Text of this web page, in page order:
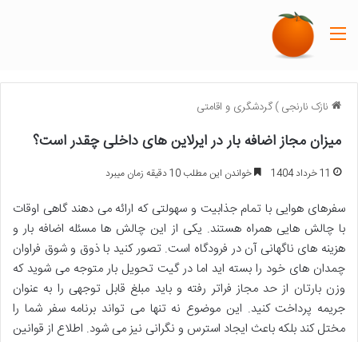
نازک نارنجی)گردشگری و اقامتی
میزان مجاز اضافه بار در ایرلاین های داخلی چقدر است؟
11 خرداد 1404 خواندن این مطلب 10 دقیقه زمان میبرد
سفرهای هوایی با تمام جذابیت و سهولتی که ارائه می دهند گاهی اوقات
با چالش هایی همراه هستند. یکی از این چالش ها مسئله اضافه بار و
هزینه های ناگهانی آن در فرودگاه است. تصور کنید با ذوق و شوق فراوان
چمدان های خود را بسته اید اما در گیت تحویل بار متوجه می شوید که
وزن بارتان از حد مجاز فراتر رفته و باید مبلغ قابل توجهی را به عنوان
جریمه پرداخت کنید. این موضوع نه تنها می تواند برنامه سفر شما را
مختل کند بلکه باعث ایجاد استرس و نگرانی نیز می شود. اطلاع از قوانین